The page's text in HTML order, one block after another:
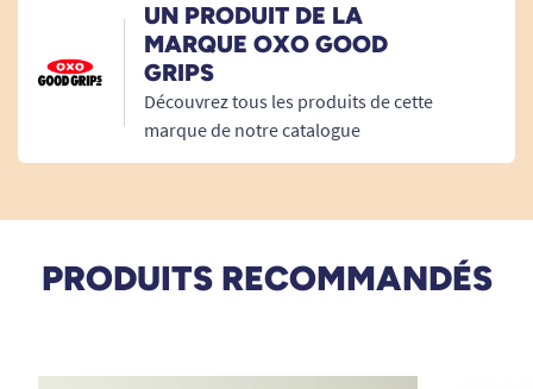
03/11/2019
prix correct vu le service rendu exception faite du
couteau où je préfère le couteau standard
A. Anonymous
UN PRODUIT DE LA
MARQUE OXO GOOD
GRIPS
Découvrez tous les produits de cette
marque de notre catalogue
PRODUITS RECOMMANDÉS